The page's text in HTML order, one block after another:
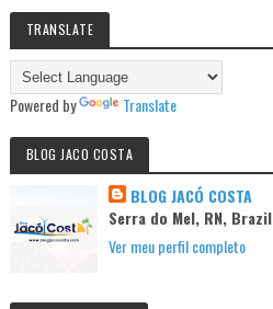
TRANSLATE
Powered by Translate
BLOG JACO COSTA
BLOG JACÓ COSTA
Serra do Mel, RN, Brazil
Ver meu perfil completo